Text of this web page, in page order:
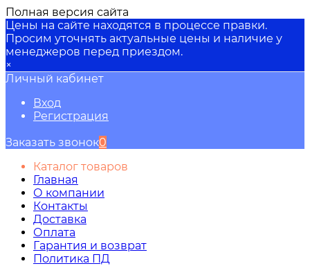
Полная версия сайта
Цены на сайте находятся в процессе правки.
Просим уточнять актуальные цены и наличие у
менеджеров перед приездом.
×
Личный кабинет
Вход
Регистрация
Заказать звонок0
Каталог товаров
Главная
О компании
Контакты
Доставка
Оплата
Гарантия и возврат
Политика ПД